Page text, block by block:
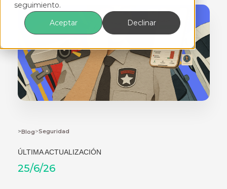
seguimiento.
Aceptar
Declinar
>Blog>Seguridad
ÚLTIMA ACTUALIZACIÓN
25/6/26